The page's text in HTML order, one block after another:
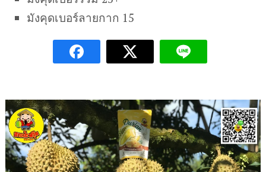
มังคุดเบอร์ลายกาก 15